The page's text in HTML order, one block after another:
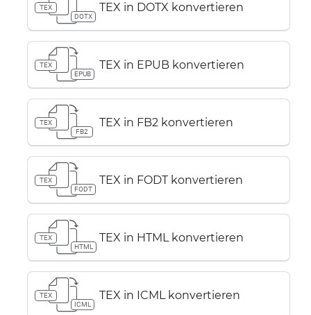
TEX
DOTX
TEX in DOTX konvertieren
TEX
EPUB
TEX in EPUB konvertieren
TEX
FB2
TEX in FB2 konvertieren
TEX
FODT
TEX in FODT konvertieren
TEX
HTML
TEX in HTML konvertieren
TEX
ICML
TEX in ICML konvertieren